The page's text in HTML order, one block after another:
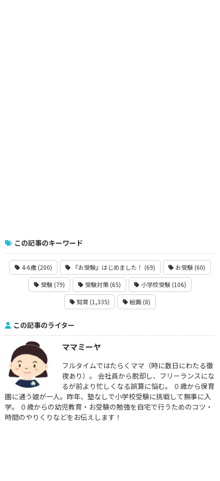
この記事のキーワード
4-6歳 (200) 『お受験』はじめました！ (69) お受験 (60)
受験 (79) 受験対策 (65) 小学校受験 (106)
知育 (1,335) 絵画 (8)
この記事のライター
ママミーヤ
フルタイムではたらくママ（時に数日にわたる徹
夜あり）。 会社員から脱却し、フリーランスにな
るが前より忙しくなる誤算に悩む。 ０歳から保育
園に通う娘が一人。昨年、塾なしで小学校受験に挑戦して無事に入
学。 ０歳からの幼児教育・お受験の勉強を自宅で行うためのコツ・
時間のやりくりなどをお伝えします！